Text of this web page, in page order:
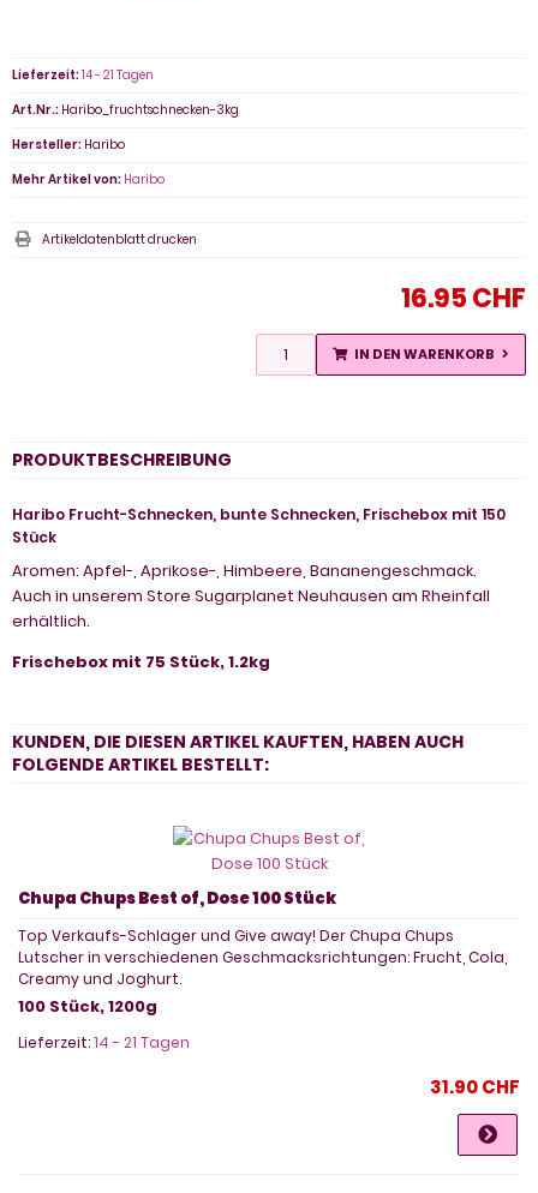
16.95 CHF
IN DEN WARENKORB
Lieferzeit:14 - 21 Tagen
Art.Nr.: Haribo_fruchtschnecken-3kg
Hersteller: Haribo
Mehr Artikel von: Haribo
Artikeldatenblatt drucken
PRODUKTBESCHREIBUNG
Haribo Frucht-Schnecken, bunte Schnecken, Frischebox mit 150
Stück
Aromen: Apfel-, Aprikose-, Himbeere, Bananengeschmack.
Auch in unserem Store Sugarplanet Neuhausen am Rheinfall
erhältlich.
Frischebox mit 75 Stück, 1.2kg
KUNDEN, DIE DIESEN ARTIKEL KAUFTEN, HABEN AUCH
FOLGENDE ARTIKEL BESTELLT:
Chupa Chups Best of, Dose 100 Stück
Top Verkaufs-Schlager und Give away! Der Chupa Chups
Lutscher in verschiedenen Geschmacksrichtungen: Frucht, Cola,
Creamy und Joghurt.
100 Stück, 1200g
Lieferzeit:14 - 21 Tagen
31.90 CHF